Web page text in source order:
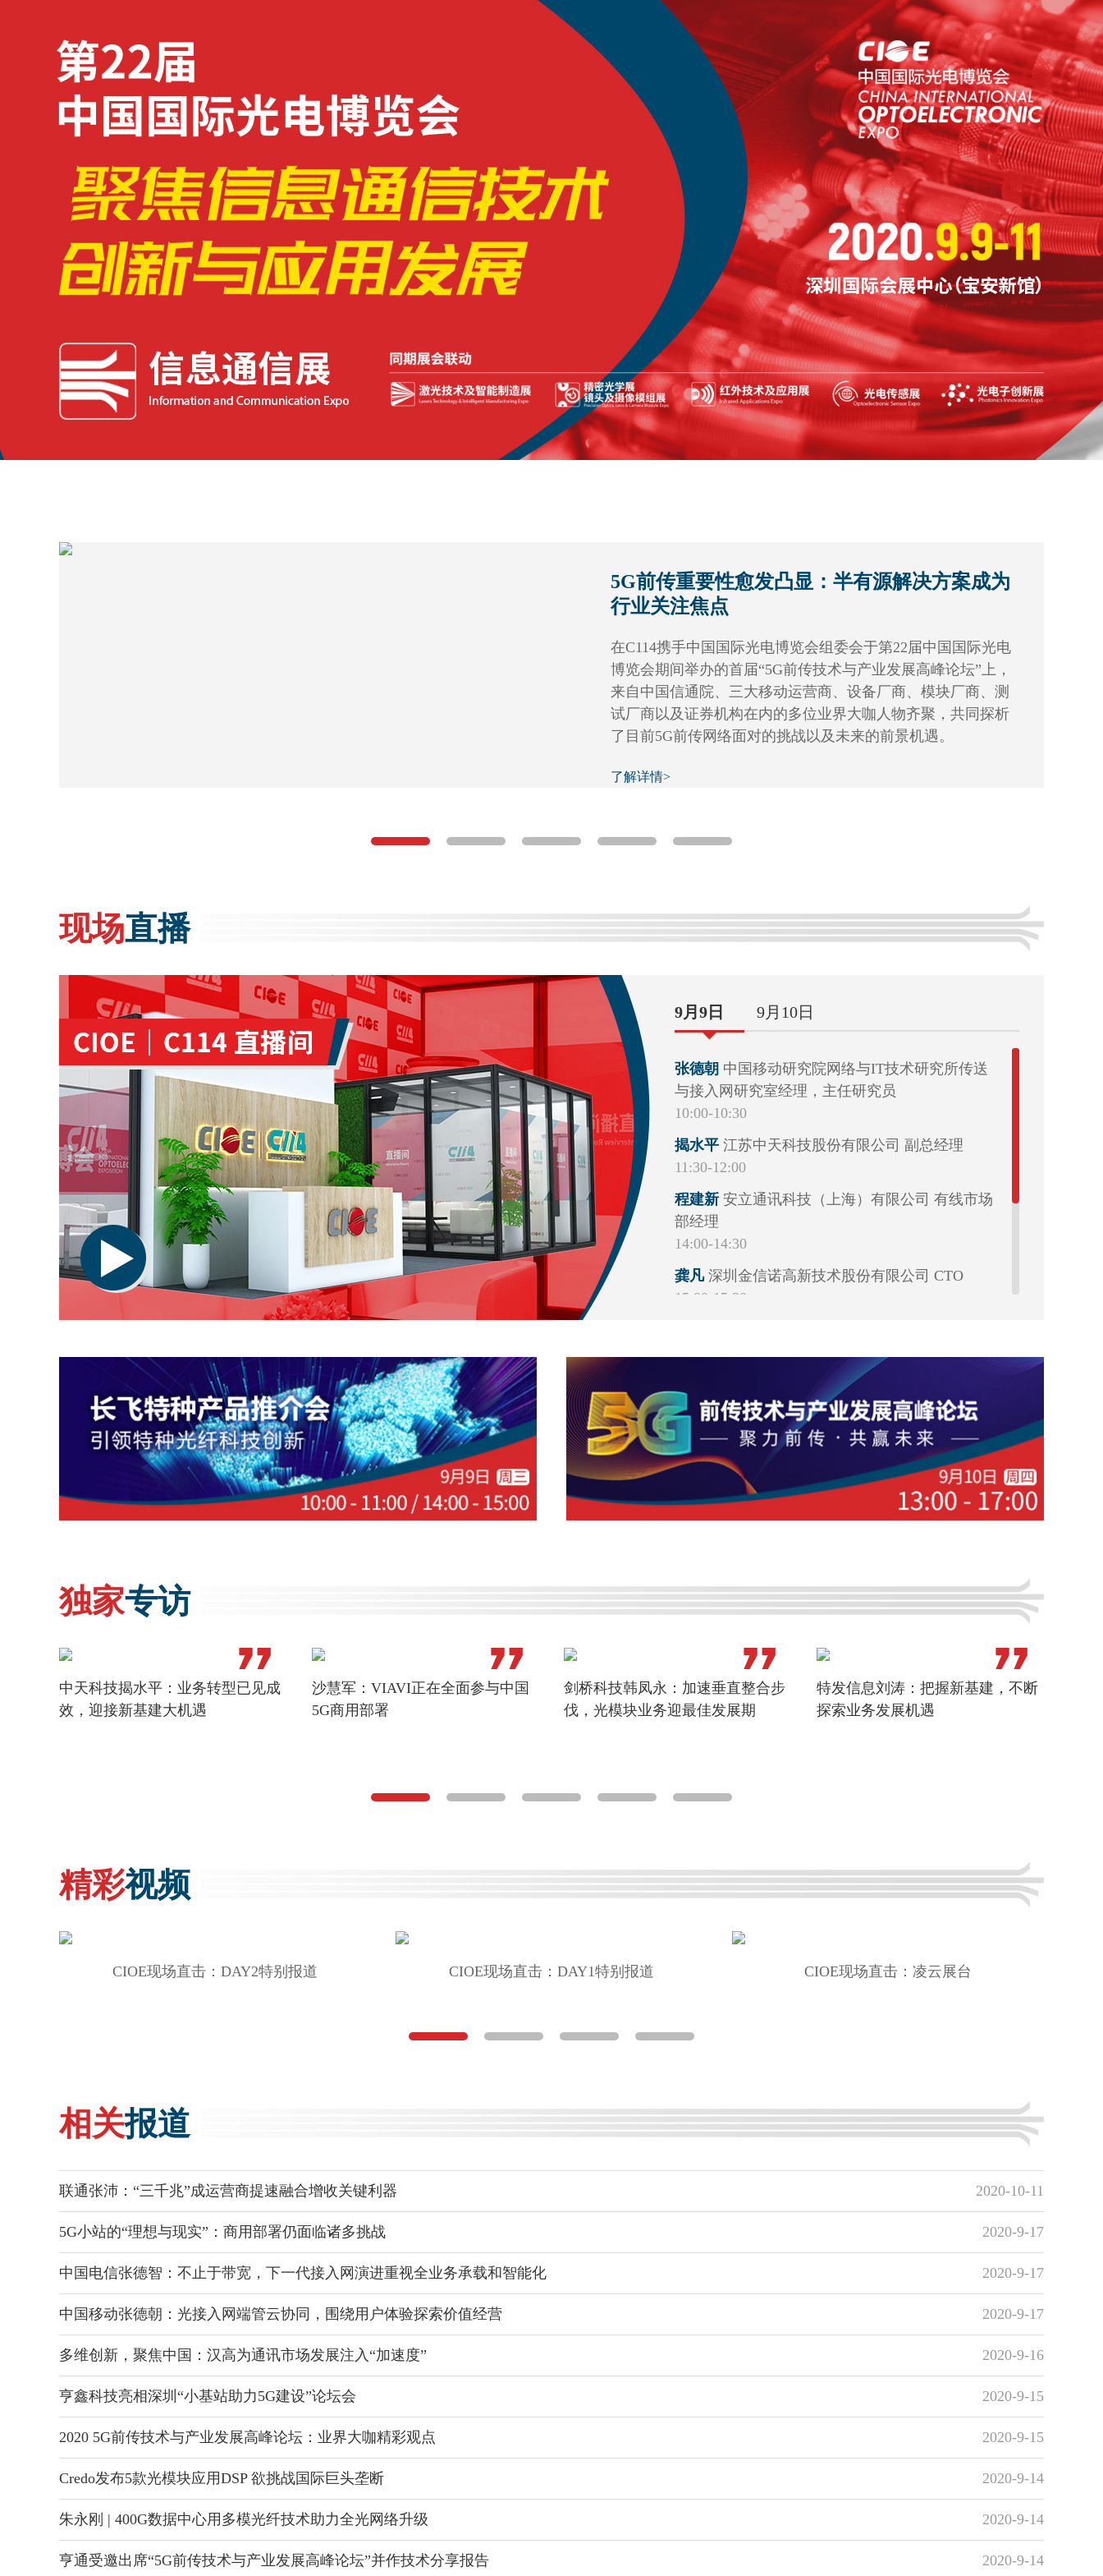
5G前传重要性愈发凸显：半有源解决方案成为
行业关注焦点
在C114携手中国国际光电博览会组委会于第22届中国国际光电
博览会期间举办的首届“5G前传技术与产业发展高峰论坛”上，
来自中国信通院、三大移动运营商、设备厂商、模块厂商、测
试厂商以及证券机构在内的多位业界大咖人物齐聚，共同探析
了目前5G前传网络面对的挑战以及未来的前景机遇。
了解详情>
现场直播
9月9日 9月10日
张德朝 中国移动研究院网络与IT技术研究所传送
与接入网研究室经理，主任研究员
10:00-10:30
揭水平 江苏中天科技股份有限公司 副总经理
11:30-12:00
程建新 安立通讯科技（上海）有限公司 有线市场
部经理
14:00-14:30
龚凡 深圳金信诺高新技术股份有限公司 CTO
15:00-15:30
柯天乐HUBER+SUHNER北亚地区董事总经理
16:00-16:30
沙慧军 唯亚威通讯技术（北京）有限公司 大中华
区技术负责人
10:00-10:30
刘涛深圳市特发信息股份有限公司 副总经理
10:30-11:00
李阳北京信而泰科技股份有限公司 技术总监
11:00-11:30
闵玥 亨通光电ODN事业部 总经理
12:00-12:30
何林奇深圳市中兴新地技术股份有限公司 光通讯
15:30-16:00
独家专访
中天科技揭水平：业务转型已见成
效，迎接新基建大机遇
沙慧军：VIAVI正在全面参与中国
5G商用部署
剑桥科技韩凤永：加速垂直整合步
伐，光模块业务迎最佳发展期
特发信息刘涛：把握新基建，不断
探索业务发展机遇
精彩视频
CIOE现场直击：DAY2特别报道 CIOE现场直击：DAY1特别报道 CIOE现场直击：凌云展台
相关报道
联通张沛：“三千兆”成运营商提速融合增收关键利器 2020-10-11
5G小站的“理想与现实”：商用部署仍面临诸多挑战 2020-9-17
中国电信张德智：不止于带宽，下一代接入网演进重视全业务承载和智能化 2020-9-17
中国移动张德朝：光接入网端管云协同，围绕用户体验探索价值经营 2020-9-17
多维创新，聚焦中国：汉高为通讯市场发展注入“加速度” 2020-9-16
亨鑫科技亮相深圳“小基站助力5G建设”论坛会 2020-9-15
2020 5G前传技术与产业发展高峰论坛：业界大咖精彩观点 2020-9-15
Credo发布5款光模块应用DSP 欲挑战国际巨头垄断 2020-9-14
朱永刚 | 400G数据中心用多模光纤技术助力全光网络升级 2020-9-14
亨通受邀出席“5G前传技术与产业发展高峰论坛”并作技术分享报告 2020-9-14